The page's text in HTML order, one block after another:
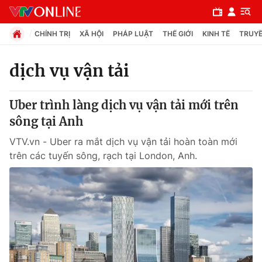
Chuyên mục
Chính trị
Xã hội
Pháp luật
Y tế
Thế giới
CHÍNH TRỊ XÃ HỘI PHÁP LUẬT THẾ GIỚI KINH TẾ
dịch vụ vận tải
Uber trình làng dịch vụ vận tải mới trên
sông tại Anh
VTV.vn - Uber ra mắt dịch vụ vận tải hoàn toàn mới
trên các tuyến sông, rạch tại London, Anh.